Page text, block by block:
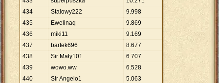
434
Stalowy222 9.998
435
Ewelinaq 9.869
436
miki11 9.169
437
bartek696 8.677
438
Sir Mały101 6.707
439
wowo.ww 6.528
440
Sir Angelo1 5.063